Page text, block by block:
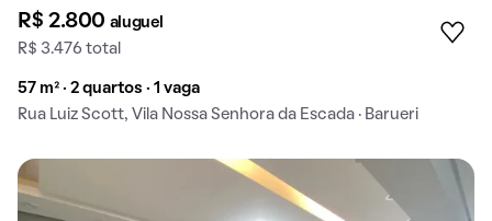
R$ 2.800 aluguel
R$ 3.476 total
57 m² · 2 quartos · 1 vaga
Rua Luiz Scott, Vila Nossa Senhora da Escada · Barueri